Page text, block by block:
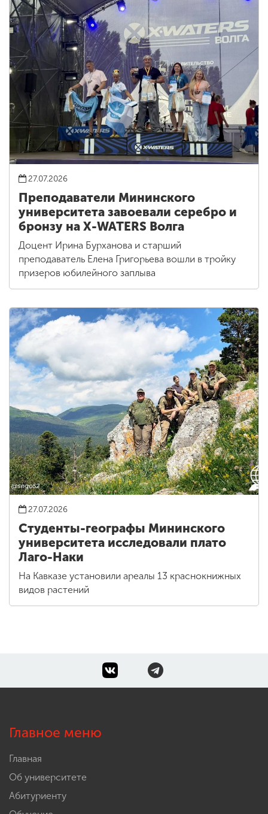
27.07.2026
Преподаватели Мининского
университета завоевали серебро и
бронзу на X-WATERS Волга
Доцент Ирина Бурханова и старший
преподаватель Елена Григорьева вошли в тройку
призеров юбилейного заплыва
27.07.2026
Студенты-географы Мининского
университета исследовали плато
Лаго-Наки
На Кавказе установили ареалы 13 краснокнижных
видов растений
Главное меню
Главная
Об университете
Абитуриенту